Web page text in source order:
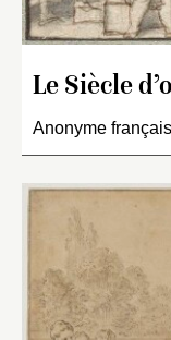
Le Siècle
Anonyme français